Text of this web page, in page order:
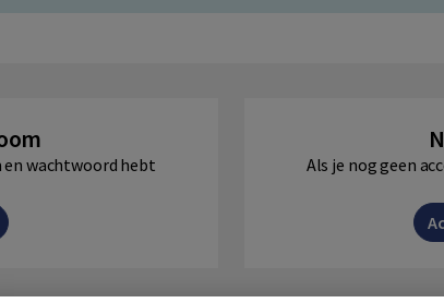
en wachtwoord hebt Als je nog geen